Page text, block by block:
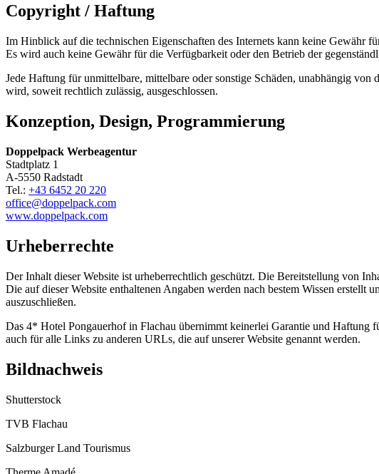
Copyright / Haftung
Im Hinblick auf die technischen Eigenschaften des Internets kann keine Gewähr
Es wird auch keine Gewähr für die Verfügbarkeit oder den Betrieb der
Jede Haftung für unmittelbare, mittelbare oder sonstige Schäden, unabhängig
wird, soweit rechtlich zulässig, ausgeschlossen.
Konzeption, Design, Programmierung
Doppelpack Werbeagentur
Stadtplatz 1
A-5550 Radstadt
Tel.: +43 6452 20 220
office@doppelpack.com
www.doppelpack.com
Urheberrechte
Der Inhalt dieser Website ist urheberrechtlich geschützt. Die Bereitstellung von
Die auf dieser Website enthaltenen Angaben werden nach bestem Wissen
auszuschließen.
Das 4* Hotel Pongauerhof in Flachau übernimmt keinerlei Garantie und
auch für alle Links zu anderen URLs, die auf unserer Website genannt werden.
Bildnachweis
Shutterstock
TVB Flachau
Salzburger Land Tourismus